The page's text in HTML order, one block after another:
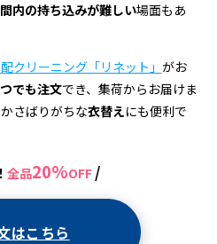
内の持ち込みが難しい場面もあ
クリーニング「リネット」 がお
でも注文でき、集荷からお届けま
さばりがちな衣替えにも便利で
全品20%OFF /
はこちら